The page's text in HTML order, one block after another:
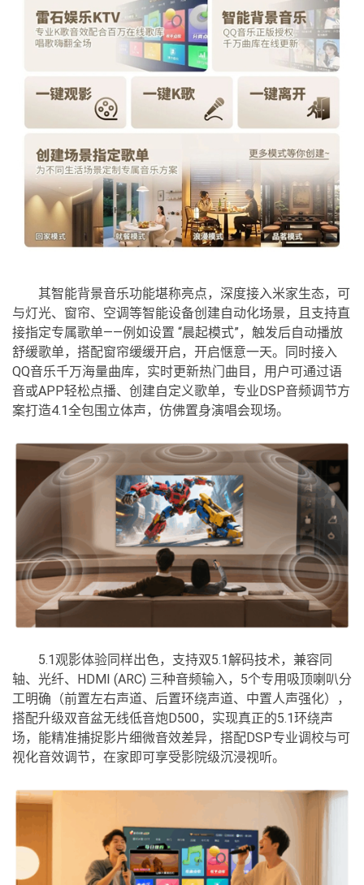
其智能背景音乐功能堪称亮点，深度接入米家生态，可
与灯光、窗帘、空调等智能设备创建自动化场景，且支持直
接指定专属歌单——例如设置 “晨起模式”，触发后自动播放
舒缓歌单，搭配窗帘缓缓开启，开启惬意一天。同时接入
QQ音乐千万海量曲库，实时更新热门曲目，用户可通过语
音或APP轻松点播、创建自定义歌单，专业DSP音频调节方
案打造4.1全包围立体声，仿佛置身演唱会现场。
5.1观影体验同样出色，支持双5.1解码技术，兼容同
轴、光纤、HDMI (ARC) 三种音频输入，5个专用吸顶喇叭分
工明确（前置左右声道、后置环绕声道、中置人声强化），
搭配升级双音盆无线低音炮D500，实现真正的5.1环绕声
场，能精准捕捉影片细微音效差异，搭配DSP专业调校与可
视化音效调节，在家即可享受影院级沉浸视听。